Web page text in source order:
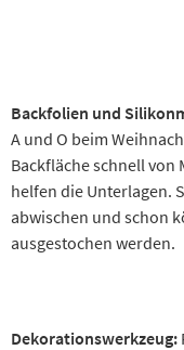
Backfolien und
A und O beim
Backfläche schnell
helfen die Unterlagen.
abwischen und schon
ausgestochen werden.
Dekorationswerkzeug: